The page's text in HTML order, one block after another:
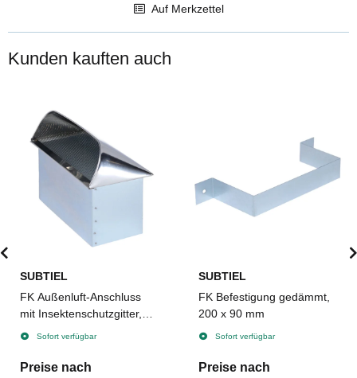
Auf Merkzettel
Kunden kauften auch
SUBTIEL
FK Außenluft-Anschluss
mit Insektenschutzgitter,
Abdeckung Edelstahl, 200
Sofort verfügbar
Preise nach
SUBTIEL
FK Befestigung gedämmt,
200 x 90 mm
Sofort verfügbar
Preise nach